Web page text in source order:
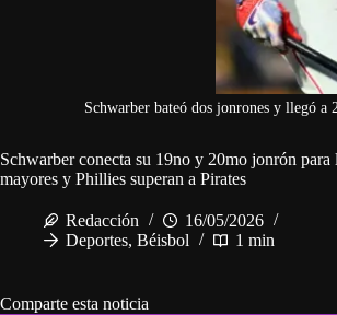
Schwarber bateó dos jonrones y llegó a
Schwarber conecta su 19no y 20mo jonrón para
mayores y Phillies superan a Pirates
Redacción
16/05/2026
Deportes, Béisbol 1 min
Comparte esta noticia